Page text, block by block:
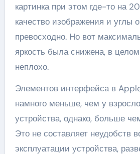
картинка при этом где-то на
качество изображения и углы
превосходно. Но вот
яркость была снижена, в
неплохо.
Элементов интерфейса в
намного меньше, чем у
устройства, однако, больше
Это не составляет неудобств
эксплуатации устройства,